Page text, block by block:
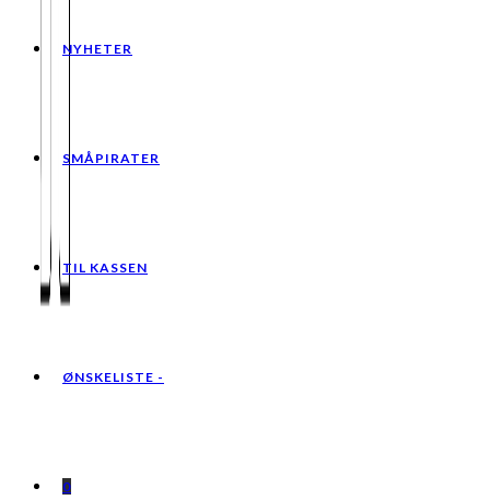
NYHETER
SMÅPIRATER
TIL KASSEN
ØNSKELISTE -
0